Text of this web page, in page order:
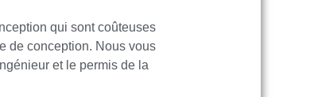
qui sont coûteuses
de conception. Nous vous
et le permis de la